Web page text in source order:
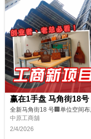
中原工商舖
2/4/2026